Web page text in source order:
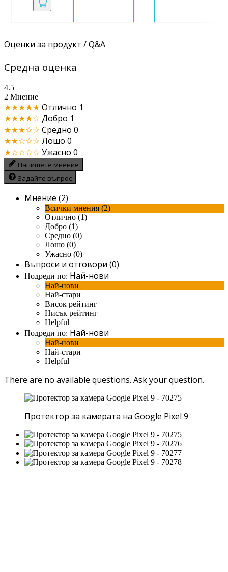
Оценки за продукт / Q&A
Средна оценка
4.5
2 Мнение
★★★★★ Отлично 1
★★★★☆ Добро 1
★★★☆☆ Средно 0
★★☆☆☆ Лошо 0
★☆☆☆☆ Ужасно 0
Напишете мнение
Задайте въпрос
Мнение (2)
Всички мнения (2)
Отлично (1)
Добро (1)
Средно (0)
Лошо (0)
Ужасно (0)
Въпроси и отговори (0)
Подреди по: Най-нови
Най-нови
Най-стари
Висок рейтинг
Нисък рейтинг
Helpful
Подреди по: Най-нови
Най-нови
Най-стари
Helpful
There are no available questions. Ask your question.
Протектор за камерата на Google Pixel 9